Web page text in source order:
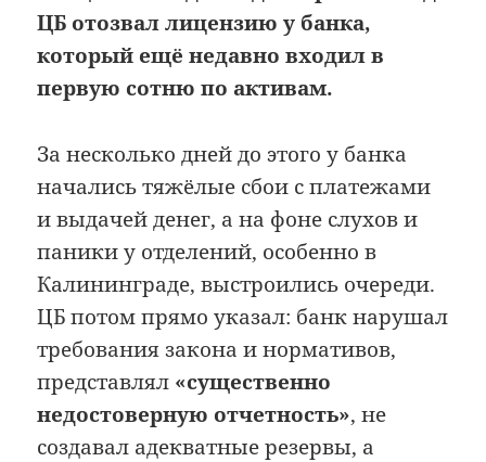
ЦБ отозвал лицензию у банка,
который ещё недавно входил в
первую сотню по активам.
За несколько дней до этого у банка
начались тяжёлые сбои с платежами
и выдачей денег, а на фоне слухов и
паники у отделений, особенно в
Калининграде, выстроились очереди.
ЦБ потом прямо указал: банк нарушал
требования закона и нормативов,
представлял «существенно
недостоверную отчетность», не
создавал адекватные резервы, а